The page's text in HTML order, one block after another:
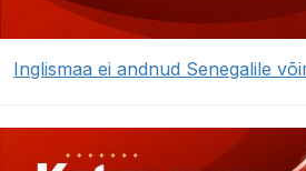
Inglismaa ei andnud Senegalile